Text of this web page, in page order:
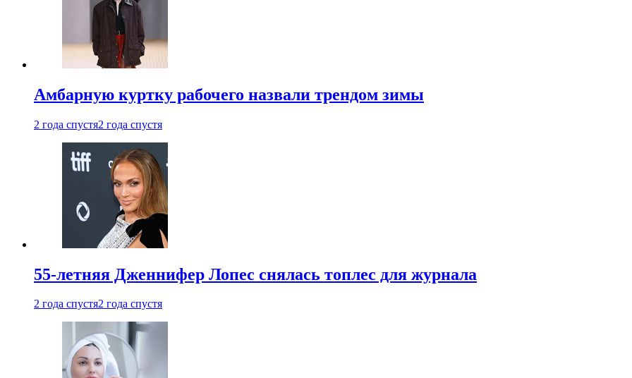
Амбарную куртку рабочего назвали трендом зимы
2 года спустя2 года спустя
55-летняя Дженнифер Лопес снялась топлес для журнала
2 года спустя2 года спустя